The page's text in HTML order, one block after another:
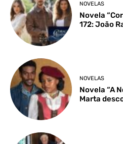
NOVELAS
Novela
172: João
NOVELAS
Novela “A
Marta